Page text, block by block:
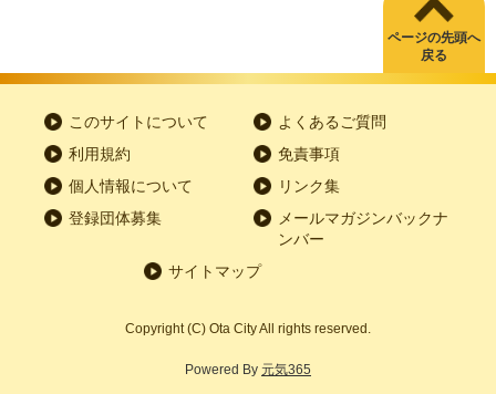
ページの先頭へ
戻る
このサイトについて
よくあるご質問
利用規約
免責事項
個人情報について
リンク集
登録団体募集
メールマガジンバックナ
ンバー
サイトマップ
Copyright(C) Ota City All rights reserved.
Powered By 元気365